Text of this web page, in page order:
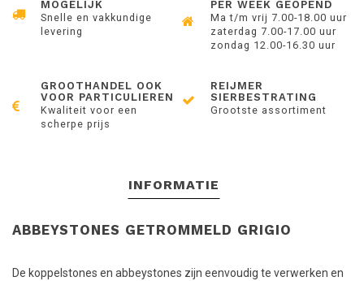
MOGELIJK
Snelle en vakkundige
levering
PER WEEK GEOPEND
Ma t/m vrij 7.00-18.00 uur
zaterdag 7.00-17.00 uur
zondag 12.00-16.30 uur
GROOTHANDEL OOK
VOOR PARTICULIEREN
Kwaliteit voor een
scherpe prijs
REIJMER
SIERBESTRATING
Grootste assortiment
INFORMATIE
ABBEYSTONES GETROMMELD GRIGIO
De koppelstones en abbeystones zijn eenvoudig te verwerken en